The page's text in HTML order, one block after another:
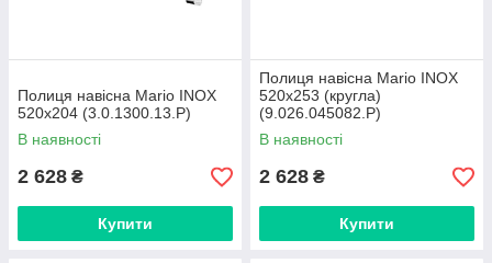
Полиця навісна Mario INOX
520х204 (3.0.1300.13.P)
В наявності
2 628 ₴
Купити
Полиця навісна Mario INOX
520х253 (кругла)
(9.026.045082.P)
В наявності
2 628 ₴
Купити